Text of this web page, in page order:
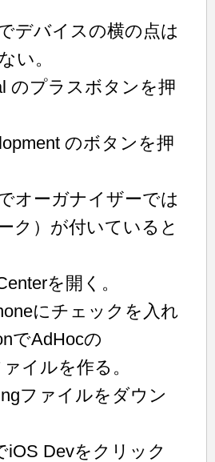
バイスの横の点は
い。
のプラスボタンを押
のボタンを押
ーガナイザーでは
ク）が付いていると
を開く。
にチェックを入れ
でAdHocの
イルを作る。
ファイルをダウン
iOS Devをクリック